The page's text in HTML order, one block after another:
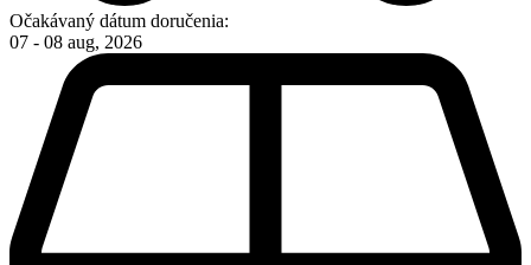
Očakávaný dátum doručenia:
07 - 08 aug, 2026